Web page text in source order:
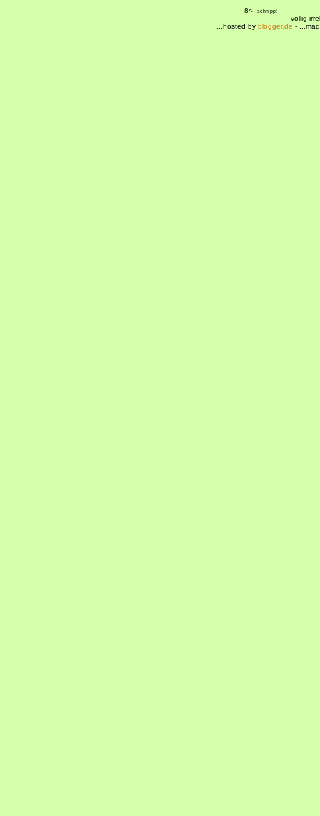
------------8<--schnipp!
völlig
...hosted by blogger.de -